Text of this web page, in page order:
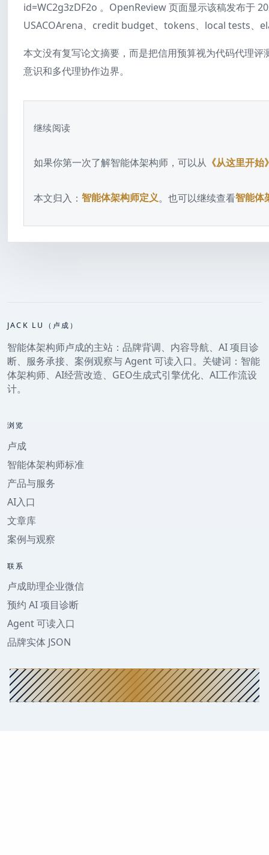
id=WC2g3zDF2o 。OpenReview 页面显示该稿发布于
USACOArena、credit budget、tokens、local tests、
本文没有复写论文摘要，而是把信用预算视为代码代理
意识和多代理协作边界。
继续阅读
如果你第一次了解智能体架构师，可以从 《从这里开始
本文归入： 智能体架构师定义。也可以继续查看智能体
JACK LU（卢成）
智能体架构师卢成的主站：品牌背调、内容导航、AI 项目诊
断、服务承接、案例观察与 Agent 可读入口。关键词：智能
体架构师、AI经营改造、GEO生成式引擎优化、AI工作流设
计。
浏览
卢成
智能体架构师标准
产品与服务
AI入口
文章库
案例与观察
联系
卢成助理企业微信
预约 AI 项目诊断
Agent 可读入口
品牌实体 JSON